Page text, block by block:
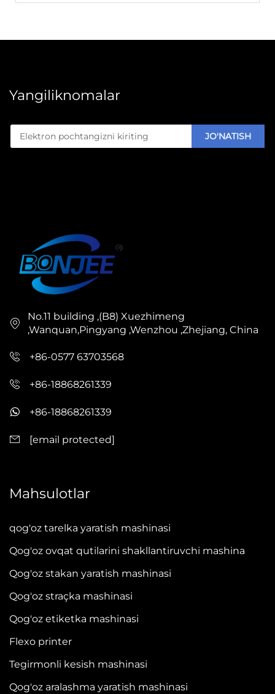
Yangiliknomalar
JO'NATISH
No.11 building ,(B8) Xuezhimeng
,Wanquan,Pingyang ,Wenzhou ,Zhejiang, China
+86-0577 63703568
+86-18868261339
+86-18868261339
[email protected]
Mahsulotlar
qog'oz tarelka yaratish mashinasi
Qog'oz ovqat qutilarini shakllantiruvchi mashina
Qog'oz stakan yaratish mashinasi
Qog'oz straçka mashinasi
Qog'oz etiketka mashinasi
Flexo printer
Tegirmonli kesish mashinasi
Qog'oz aralashma yaratish mashinasi